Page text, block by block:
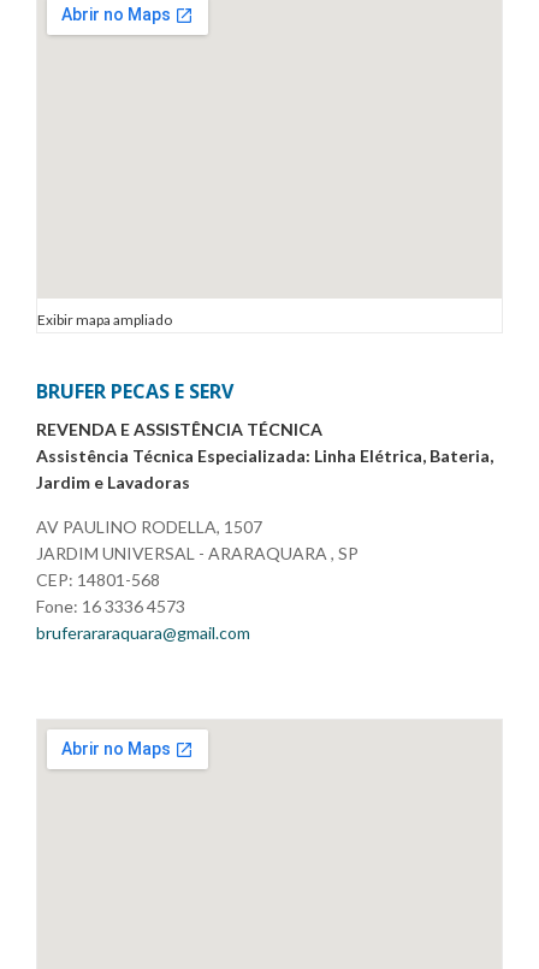
Exibir mapa ampliado
BRUFER PECAS E SERV
REVENDA E ASSISTÊNCIA TÉCNICA
Assistência Técnica Especializada: Linha Elétrica, Bateria,
Jardim e Lavadoras
AV PAULINO RODELLA, 1507
JARDIM UNIVERSAL - ARARAQUARA , SP
CEP: 14801-568
Fone: 16 3336 4573
bruferararaquara@gmail.com